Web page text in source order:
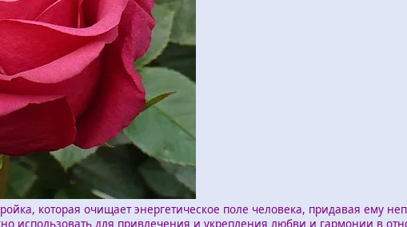
которая очищает энергетическое поле человека, придавая ему
использовать для привлечения и укрепления любви и гармонии в